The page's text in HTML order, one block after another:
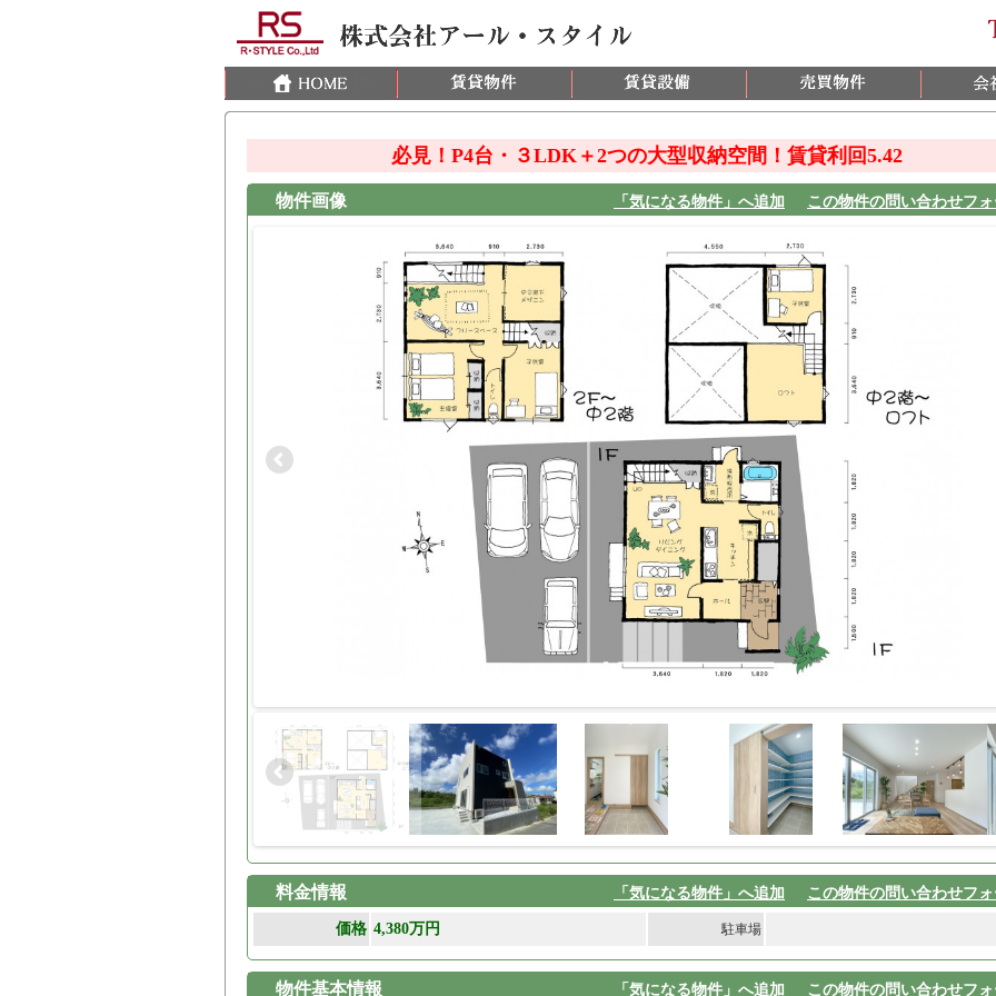
必見！P4台・３LDK＋2つの大型収納空間！賃貸利回5.42
物件画像 「気になる物件」へ追加 この物件の問い合わせフ
料金情報 「気になる物件」へ追加 この物件の問い合わせフ
価格 4,380万円 駐車場
物件基本情報 「気になる物件」へ追加 この物件の問い合わせフ